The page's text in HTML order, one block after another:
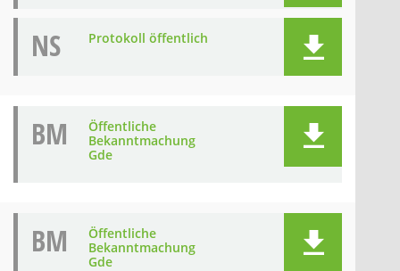
NS Protokoll öffentlich
BM
Öffentliche
Bekanntmachung
Gde
BM
Öffentliche
Bekanntmachung
Gde